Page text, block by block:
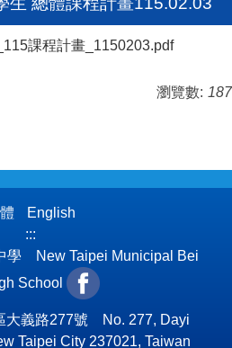
課程計畫_1150203.pdf
瀏覽數: 187
English
:::
學 New Taipei Municipal Bei
School
大義路277號 No. 277, Dayi
Taipei City 237021, Taiwan